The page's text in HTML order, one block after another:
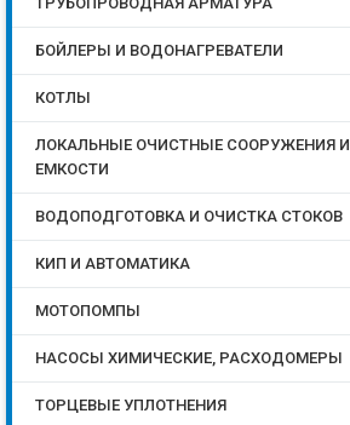
БОЙЛЕРЫ И ВОДОНАГРЕВАТЕЛИ
КОТЛЫ
ЛОКАЛЬНЫЕ ОЧИСТНЫЕ СООРУЖЕНИЯ И
ЕМКОСТИ
ВОДОПОДГОТОВКА И ОЧИСТКА СТОКОВ
КИП И АВТОМАТИКА
МОТОПОМПЫ
НАСОСЫ ХИМИЧЕСКИЕ, РАСХОДОМЕРЫ
ТОРЦЕВЫЕ УПЛОТНЕНИЯ